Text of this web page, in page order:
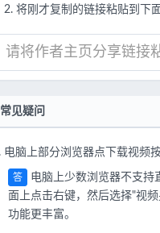
将刚才复制的链接粘贴到下
常见疑问
电脑上部分浏览器点下载视频
答
电脑上少数浏览器不支持
面上点击右键，然后选择"视
功能更丰富。